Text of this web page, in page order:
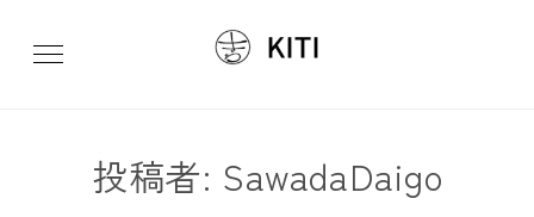
投稿者: SawadaDaigo